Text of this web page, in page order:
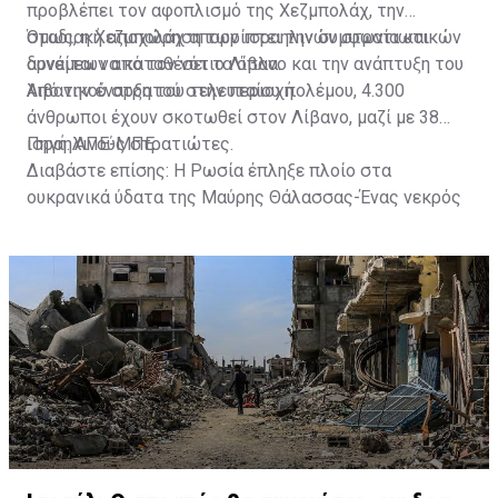
προβλέπει τον αφοπλισμό της Χεζμπολάχ, την
σταδιακή αποχώρηση των ισραηλινών στρατιωτικών
δυνάμεων από τον νότιο Λίβανο και την ανάπτυξη του
λιβανικού στρατού στην περιοχή.
Όμως, η Χεζμπολάχ απορρίπτει την συμφωνία και
αρνείται να καταθέσει τα όπλα.
Από την έναρξη του τελευταίου πολέμου, 4.300
άνθρωποι έχουν σκοτωθεί στον Λίβανο, μαζί με 38
ισραηλινούς στρατιώτες.
Πηγή: ΑΠΕ-ΜΠΕ
Διαβάστε επίσης: Η Ρωσία έπληξε πλοίο στα
ουκρανικά ύδατα της Μαύρης Θάλασσας-Ένας νεκρός